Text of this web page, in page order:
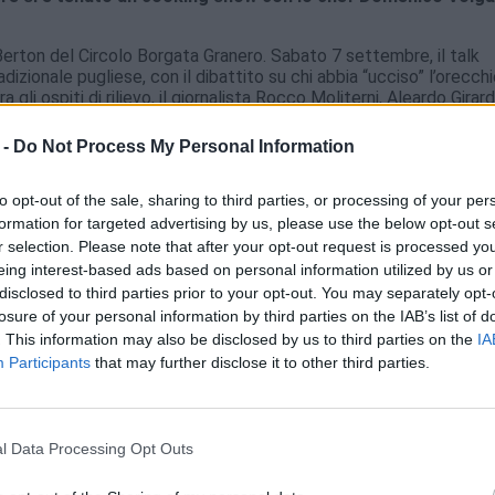
- Do Not Process My Personal Information
opt-out of the sale, sharing to third parties, or processing of your
for targeted advertising by us, please use the below opt-out
selection. Please note that after your opt-out request is processed
interest-based ads based on personal information utilized by us
to third parties prior to your opt-out. You may separately
of your personal information by third parties on the IAB’s list of
This information may also be disclosed by us to third parties on the
Participants that may further disclose it to other third parties.
Data Processing Opt Outs
del Circolo Borgata Granero. Sabato 7 settembre, il talk
pugliese, con il dibattito su chi abbia “ucciso”
gli ospiti di rilievo, il giornalista Rocco Moliterni, Aleardo
Palese per il laboratorio sulle orecchiette.
che l’orecchietta rimane il piatto simbolo della cucina
speciale ai partner di questa edizione:
di Martina Franca e i vini diAgri Girardi.
il pubblico con un ricco programma di esibizioni folkloristiche,
I gruppi I Melannurca e il Collettivo Musicale In.Con.Tra.Da
grande Mimmo Cavallo ha poi portato sul palco i suoi celebri
e “Uh mammà”. La serata di sabato 7 settembre è
magistralmente da Mirox con la band Senzazioni Forti.
a SGP Grandi Eventi che continuerà a gestire l’organizzazione
l’evento a una crescita internazionale.